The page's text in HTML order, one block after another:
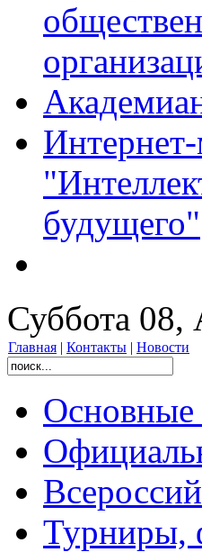
будущего"
Суббота 08,
Главная | Контакты | Новости
Основные
Турниры,